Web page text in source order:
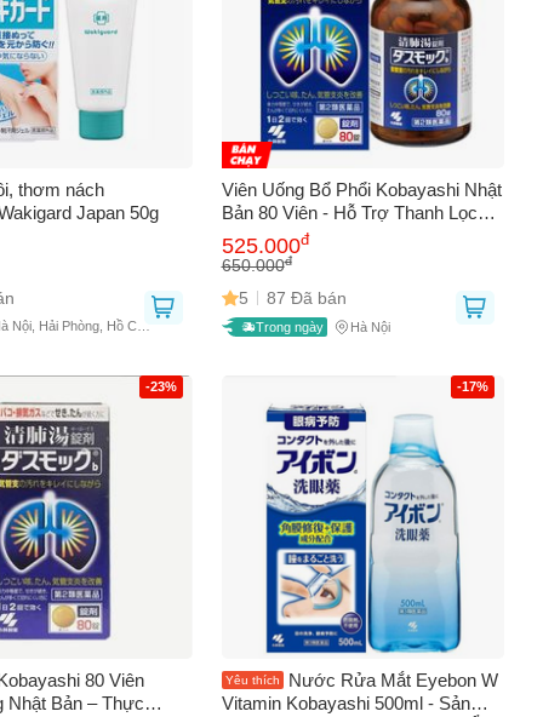
thơm nách
Japan 50g
Nội, Hải Phòng, Hồ Chí
Viên Uống Bổ Phổi Kobayashi Nhật
Bản 80 Viên - Hỗ Trợ Thanh Lọc
Phổi, Cải Thiện Hô Hấp, Bảo Vệ
Khỏi Ô Nhiễm
525.000đ
650.000đ
5 87 Đã bán
Trong ngày Hà Nội
-23%
80 Viên
Nhật Bản – Thực
-17%
Yêu thích
Nước Rửa Mắt Eyebon W
Vitamin Kobayashi 500ml - Sản